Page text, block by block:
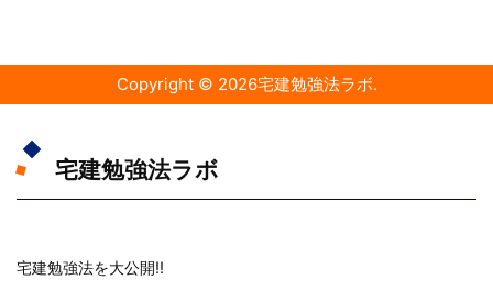
Copyright © 2026宅建勉強法ラボ.
宅建勉強法ラボ
宅建勉強法を大公開!!